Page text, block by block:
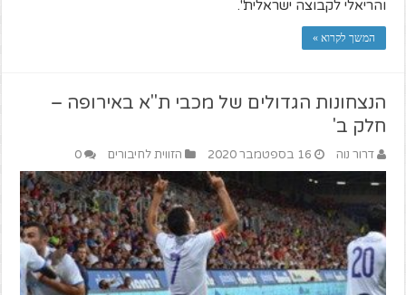
והריאלי לקבוצה ישראלית".
המשך לקרוא »
הנצחונות הגדולים של מכבי ת"א באירופה –
חלק ב'
דרור נוה 16 בספטמבר 2020 הזווית לחיבורים 0